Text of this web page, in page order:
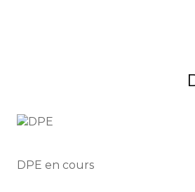
-Provisions sur charges : 992 €
-Honoraires de 15% du loyer
A 20 minutes de l'aéroprt de
d'espaces parfaitement
DPE en cours